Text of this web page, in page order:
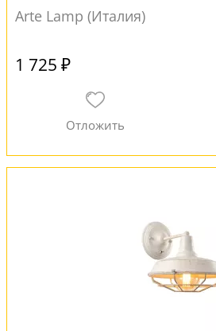
Arte Lamp (Италия)
1 725 ₽